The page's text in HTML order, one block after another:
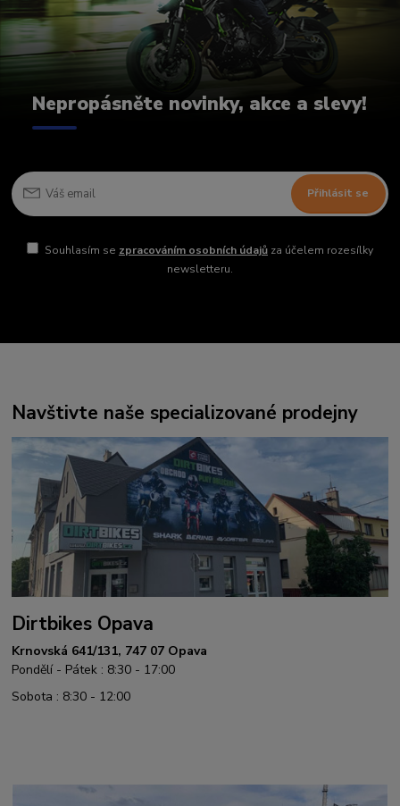
Nepropásněte novinky, akce a slevy!
Přihlásit se
Souhlasím se zpracováním osobních údajůza účelem rozesílky
newsletteru.
Navštivte naše specializované prodejny
Dirtbikes Opava
Krnovská 641/131, 747 07 Opava
Pondělí - Pátek : 8:30 - 17:00
Sobota : 8:30 - 12:00